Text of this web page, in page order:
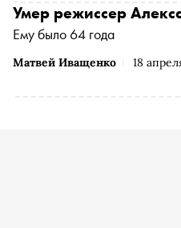
как таковое, из-за чего
захлебнулась при Сталине,
сыне преследовали Елену
художники превращаются в
Матвей Иващенко 18
Умер режиссер
Ему было 64 года